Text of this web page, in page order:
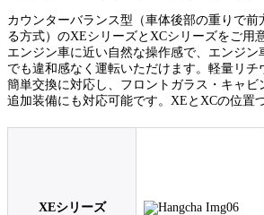
カウンターバランス型（車体後部の重りで前
る方式）のXEシリーズとXCシリーズをご用
エンジン車に近い自然な操作感で、エンジン
でも違和感なく運転いただけます。軽量リチ
簡単交換に対応し、フロントガラス・キャビ
追加装備にも対応可能です。XEとXCの位置
XEシリーズ